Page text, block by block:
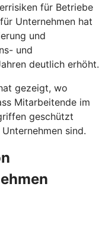
für Betriebe
Unternehmen hat
und
und
deutlich erhöht.
gezeigt, wo
Mitarbeitende im
geschützt
sind.